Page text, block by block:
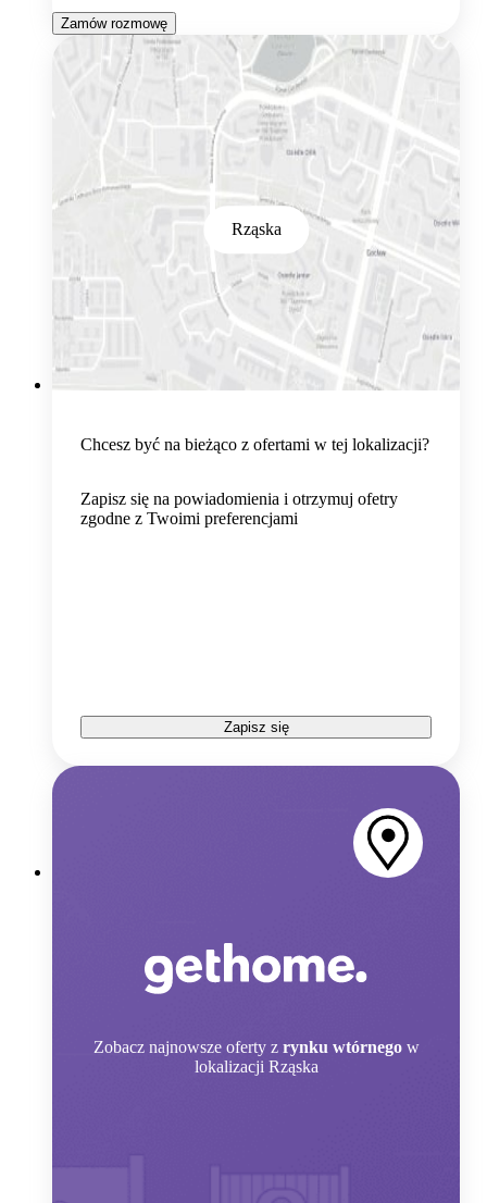
Zamów rozmowę
Rząska
Chcesz być na bieżąco z ofertami w tej lokalizacji?
Zapisz się na powiadomienia i otrzymuj ofetry
zgodne z Twoimi preferencjami
Zapisz się
Zobacz najnowsze oferty z rynku wtórnego w
lokalizacji Rząska